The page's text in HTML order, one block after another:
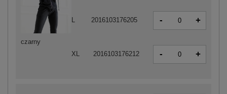
czarny
L 2016103176205 - +
XL 2016103176212 - +